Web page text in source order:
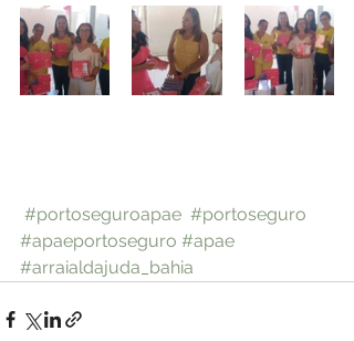
#portoseguroapae #portoseguro
#apaeportoseguro #apae
#arraialdajuda_bahia